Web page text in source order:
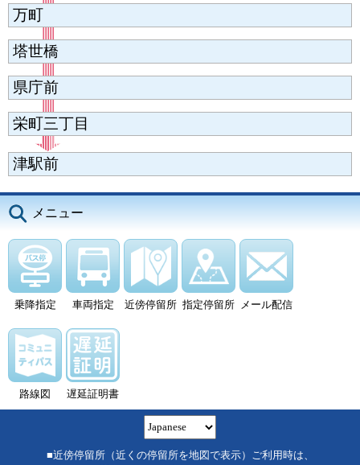
万町
塔世橋
県庁前
栄町三丁目
津駅前
メニュー
乗降指定 車両指定 近傍停留所 指定停留所 メール配信
路線図 遅延証明書
■近傍停留所（近くの停留所を地図で表示）ご利用時は、